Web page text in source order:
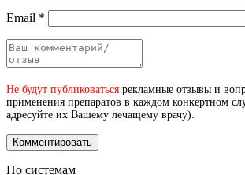
Email *
Не будут публиковаться рекламные отзывы и
применения препаратов в каждом конкертном
адресуйте их Вашему лечащему врачу).
По системам